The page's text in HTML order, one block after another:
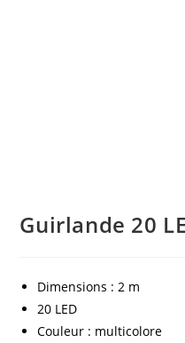
Guirlande 20
Dimensions : 2 m
20 LED
Couleur : multicolore